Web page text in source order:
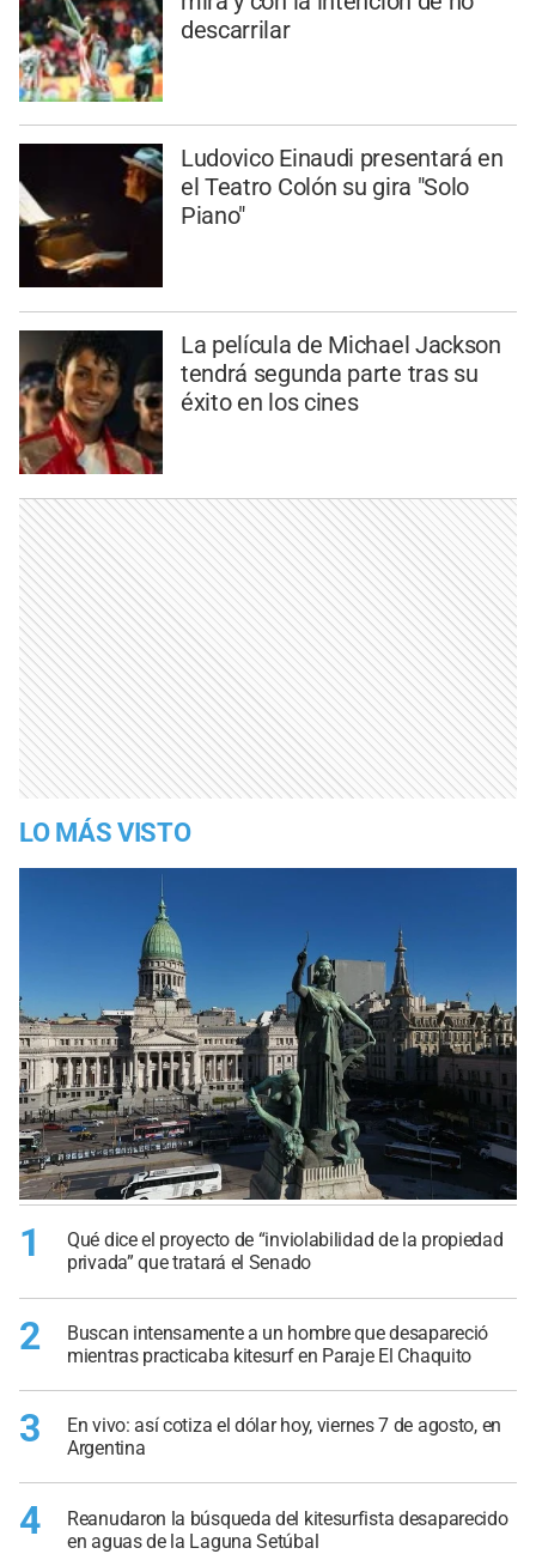
descarrilar
Ludovico Einaudi presentará en
el Teatro Colón su gira "Solo
Piano"
La película de Michael Jackson
tendrá segunda parte tras su
éxito en los cines
LO MÁS VISTO
1
Qué dice el proyecto de “inviolabilidad de la propiedad
privada” que tratará el Senado
2
Buscan intensamente a un hombre que desapareció
mientras practicaba kitesurf en Paraje El Chaquito
3
En vivo: así cotiza el dólar hoy, viernes 7 de agosto, en
Argentina
4
Reanudaron la búsqueda del kitesurfista desaparecido
en aguas de la Laguna Setúbal